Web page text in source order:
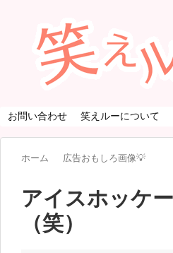
お問い合わせ 笑えルーについて
ホーム 広告おもしろ画像💡
アイスホッケ
（笑）